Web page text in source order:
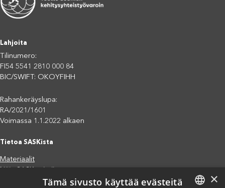
Lahjoita
Tilinumero:
FI54 5541 2810 000 84
BIC/SWIFT: OKOYFIHH
Rahankeräyslupa:
RA/2021/1601
Voimassa 1.1.2022 alkaen
Tietoa SASKista
Materiaalit
Jäsenjärjestöt
×
Tämä sivusto käyttää evästeitä